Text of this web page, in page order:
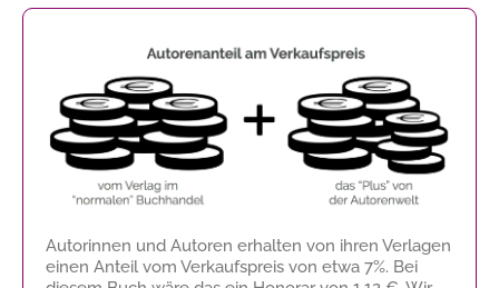
Autorinnen und Autoren erhalten von ihren Verlagen
einen Anteil vom Verkaufspreis von etwa 7%. Bei